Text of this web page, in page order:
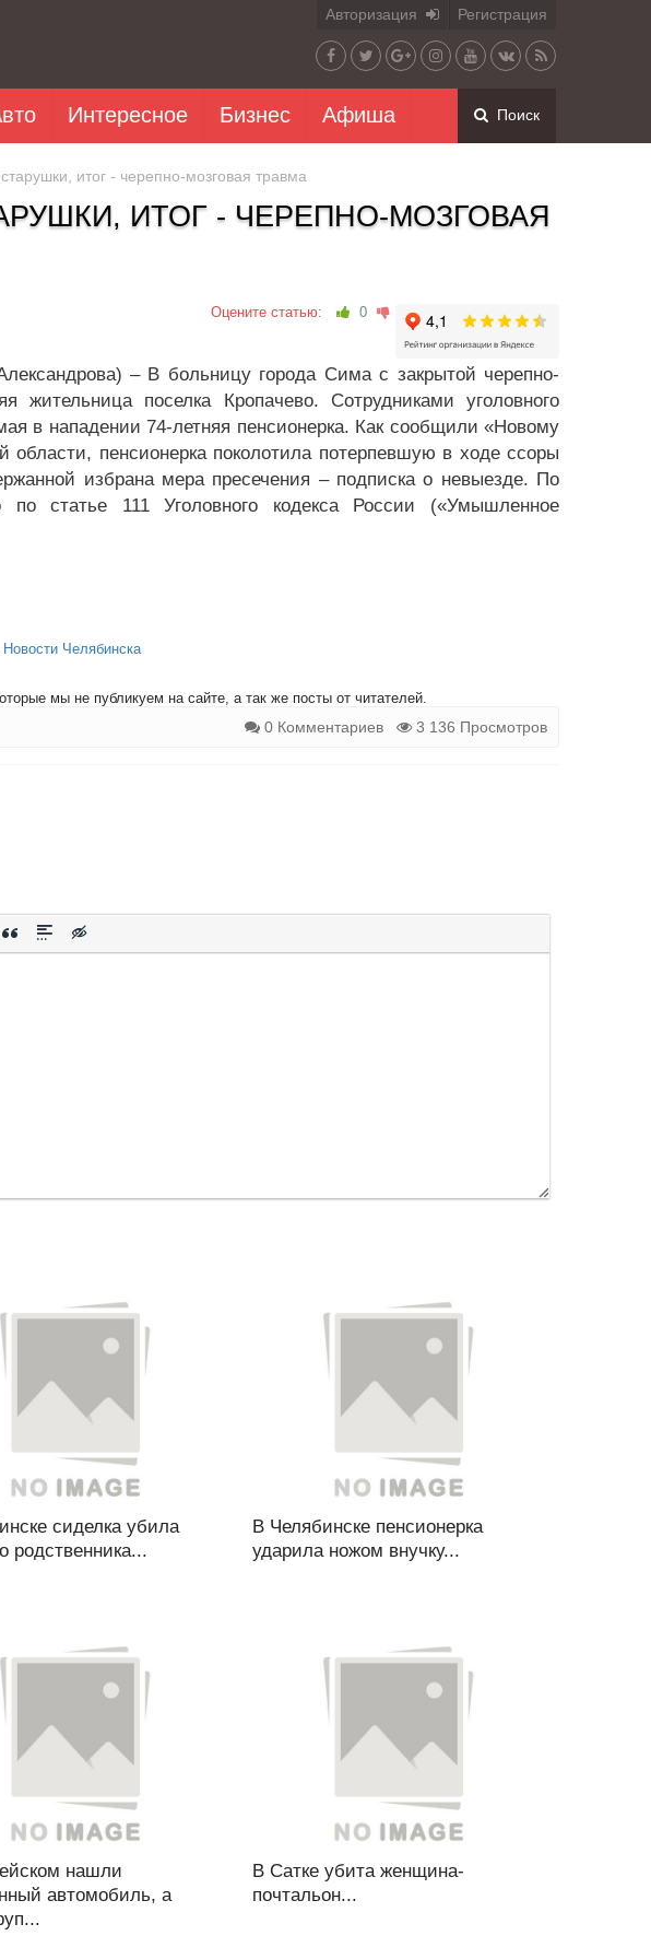
Авторизация Регистрация
Интересное Бизнес Афиша Поиск
итог - черепно-мозговая травма
ИТОГ - ЧЕРЕПНО-МОЗГОВАЯ
Оцените статью: 0
– В больницу города Сима с закрытой черепно-
жительница поселка Кропачево. Cотрудниками уголовного
в нападении 74-летняя пенсионерка. Как сообщили «Новому
пенсионерка поколотила потерпевшую в ходе ссоры
избрана мера пресечения – подписка о невыезде. По
статье 111 Уголовного кодекса России («Умышленное
Новости Челябинска
мы не публикуем на сайте, а так же посты от читателей.
0 Комментариев 3 136 Просмотров
сиделка убила
родственника...
В Челябинске пенсионерка
ударила ножом внучку...
нашли
автомобиль, а
В Сатке убита женщина-
почтальон...